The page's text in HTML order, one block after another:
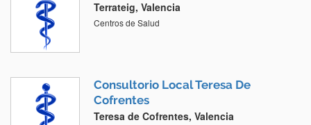
Terrateig, Valencia
Centros de Salud
Consultorio Local Teresa De
Cofrentes
Teresa de Cofrentes, Valencia